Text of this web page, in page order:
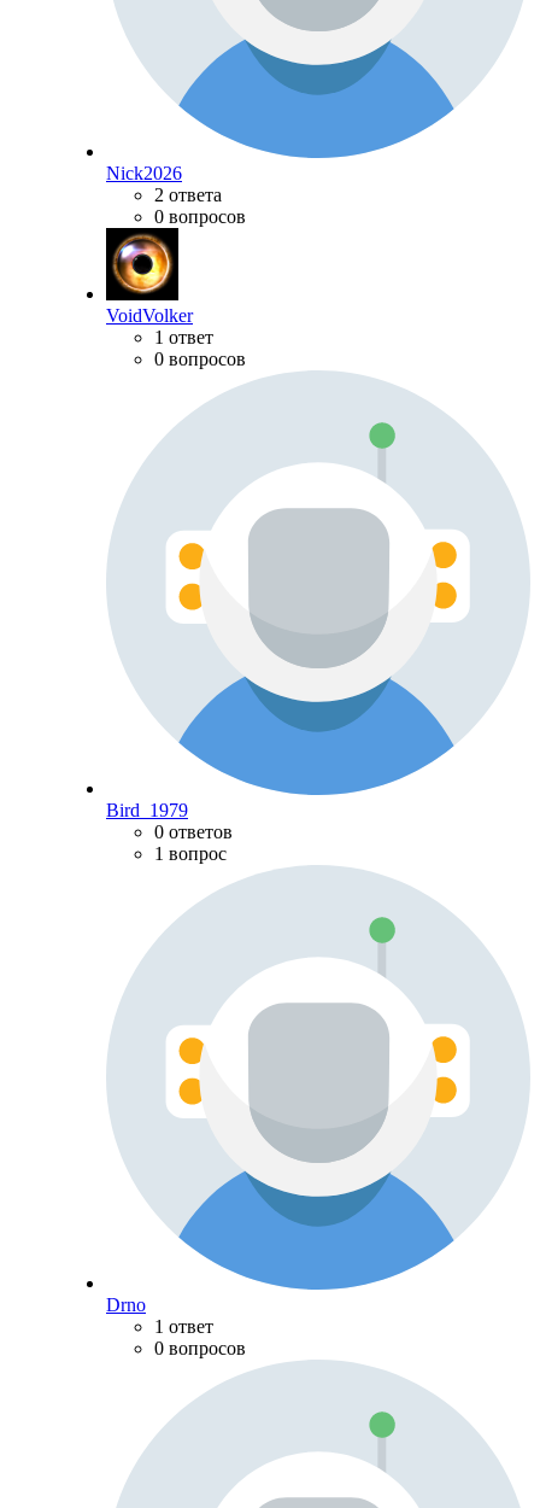
Nick2026
2 ответа
0 вопросов
VoidVolker
1 ответ
0 вопросов
Bird_1979
0 ответов
1 вопрос
Drno
1 ответ
0 вопросов